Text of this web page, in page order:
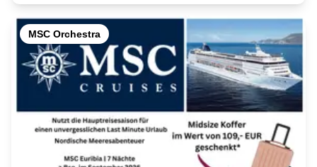
MSC Orchestra